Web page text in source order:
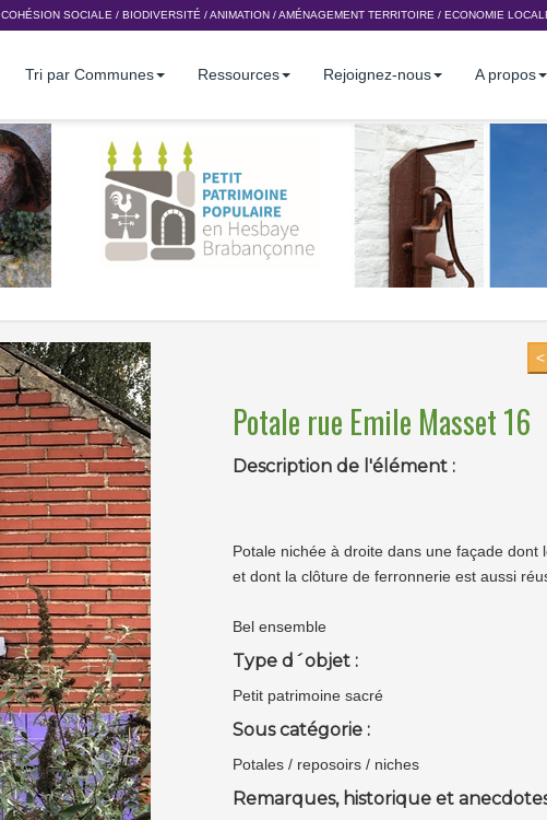
COHÉSION SOCIALE / BIODIVERSITÉ /ANIMATION /AMÉNAGEMENT TERRITOIRE / ECONOMIE
Tri par Communes Ressources Rejoignez-nous A propos
Potale rue Emile Masset 16
Description de l'élément :
Potale nichée à droite dans une façade
et dont la clôture de ferronnerie est aussi
Bel ensemble
Type d´objet :
Petit patrimoine sacré
Sous catégorie :
Potales / reposoirs / niches
Remarques, historique et